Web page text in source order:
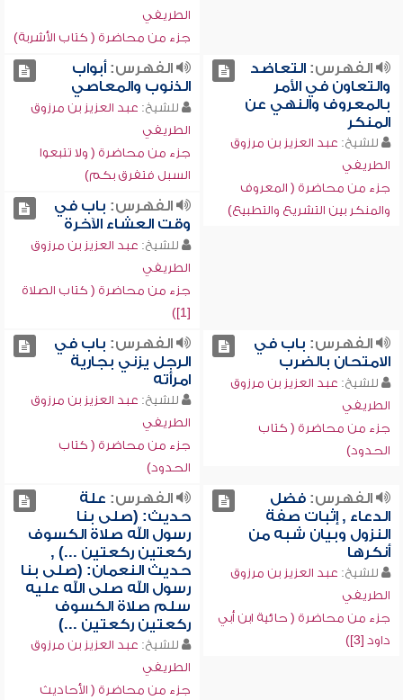
الطريفي
جزء من محاضرة ( كتاب الأشربة)
الفهرس:التعاضد
والتعاون في الأمر
بالمعروف والنهي عن
المنكر
للشيخ: عبد العزيز بن مرزوق
الطريفي
جزء من محاضرة ( المعروف
والمنكر بين التشريع والتطبيع)
الفهرس:أبواب
الذنوب والمعاصي
للشيخ: عبد العزيز بن مرزوق
الطريفي
جزء من محاضرة ( ولا تتبعوا
السبل فتفرق بكم)
الفهرس: باب في
وقت العشاء الآخرة
للشيخ: عبد العزيز بن مرزوق
الطريفي
جزء من محاضرة ( كتاب الصلاة
[1])
الفهرس: باب في
الامتحان بالضرب
للشيخ: عبد العزيز بن مرزوق
الطريفي
جزء من محاضرة ( كتاب
الحدود)
الفهرس: باب في
الرجل يزني بجارية
امرأته
للشيخ: عبد العزيز بن مرزوق
الطريفي
جزء من محاضرة ( كتاب
الحدود)
الفهرس:فضل
الدعاء , إثبات صفة
النزول وبيان شبه من
أنكرها
للشيخ: عبد العزيز بن مرزوق
الطريفي
جزء من محاضرة ( حائية ابن أبي
داود [3])
الفهرس: علة
حديث: (صلى بنا
رسول الله صلاة الكسوف
ركعتين ركعتين ...) ,
حديث النعمان: (صلى بنا
رسول الله صلى الله عليه
سلم صلاة الكسوف
ركعتين ركعتين ...)
للشيخ: عبد العزيز بن مرزوق
الطريفي
جزء من محاضرة ( الأحاديث